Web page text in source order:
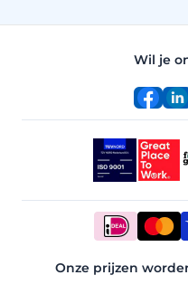
Wil je
Onze prijzen